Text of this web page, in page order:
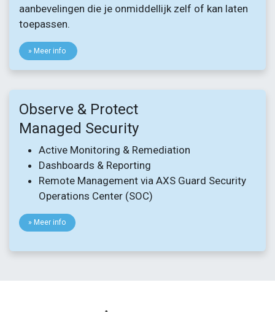
aanbevelingen die je onmiddellijk zelf of kan laten
toepassen.
» Meer info
Observe & Protect
Managed Security
Active Monitoring & Remediation
Dashboards & Reporting
Remote Management via AXS Guard Security
Operations Center (SOC)
» Meer info